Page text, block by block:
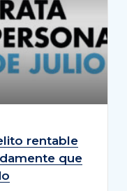
rentable
que